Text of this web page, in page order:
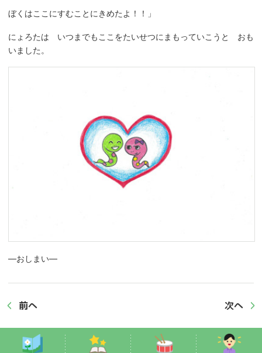
ぼくはここにすむことにきめたよ！！」
にょろたは いつまでもここをたいせつにまもっていこうと おも
いました。
―おしまい―
前へ 次へ